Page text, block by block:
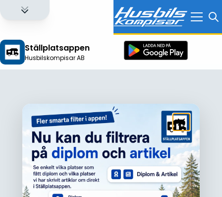
Ställplatsappen
Husbilskompisar AB
Logga in för att få full tillgång till alla funktioner!